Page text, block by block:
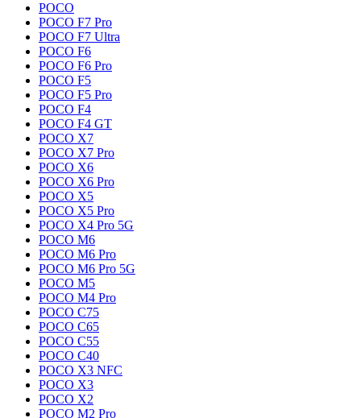
POCO
POCO F7 Pro
POCO F7 Ultra
POCO F6
POCO F6 Pro
POCO F5
POCO F5 Pro
POCO F4
POCO F4 GT
POCO X7
POCO X7 Pro
POCO X6
POCO X6 Pro
POCO X5
POCO X5 Pro
POCO X4 Pro 5G
POCO M6
POCO M6 Pro
POCO M6 Pro 5G
POCO M5
POCO M4 Pro
POCO C75
POCO C65
POCO C55
POCO C40
POCO X3 NFC
POCO X3
POCO X2
POCO M2 Pro